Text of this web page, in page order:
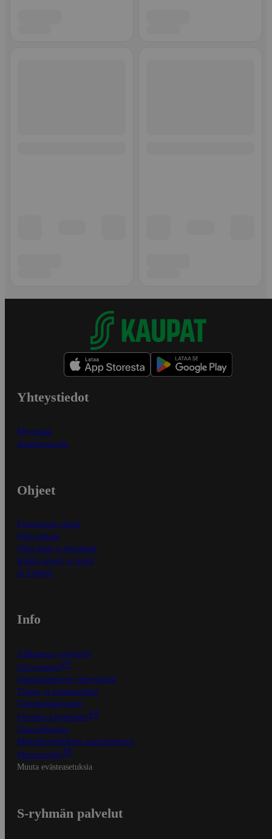
Yhteystiedot
Myymälät
Asiakaspalvelu
Ohjeet
Ensitilaajan ohjeet
Näin maksat
Näin tilaat ja muokkaat
Kaikki ohjeet ja vinkit
In English
Info
S-Business yrityksille
Oiva-raportit
Osuuskauppojen yhteystiedot
Tilaus- ja toimitusehdot
Tietosuojakäytäntö
Palvelun käyttöehdot
Saavutettavuus
Mobiilisovelluksen saavutettavuus
Mainostajalle
Muuta evästeasetuksia
S-ryhmän palvelut